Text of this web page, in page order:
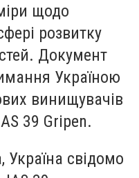
щодо
розвитку
Документ
Україною
винищувачів
39 Gripen.
свідомо